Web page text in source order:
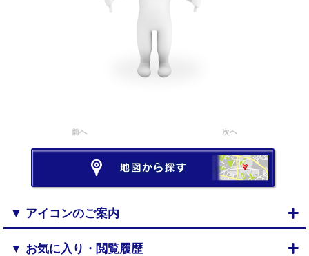
前へ 次へ
▼ アイコンのご案内
▼ お気に入り・閲覧履歴